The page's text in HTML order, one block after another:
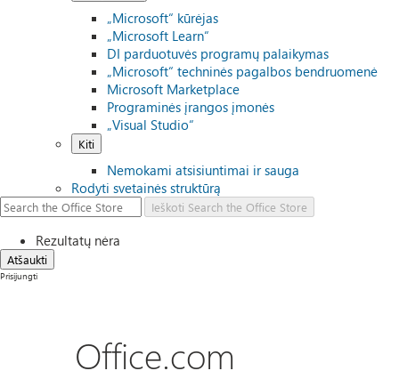
„Microsoft“ kūrėjas
„Microsoft Learn“
DI parduotuvės programų palaikymas
„Microsoft“ techninės pagalbos bendruomenė
Microsoft Marketplace
Programinės įrangos įmonės
„Visual Studio“
Kiti
Nemokami atsisiuntimai ir sauga
Rodyti svetainės struktūrą
Ieškoti Search the Office Store
Rezultatų nėra
Atšaukti
Prisijungti
Office.com